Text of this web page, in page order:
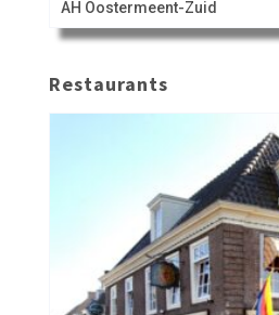
AH Oostermeent-Zuid
Restaurants